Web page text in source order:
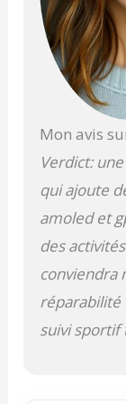
Mon avis
Verdict:
qui ajoute
amoled et
des
conviendra
réparabilité
suivi sportif